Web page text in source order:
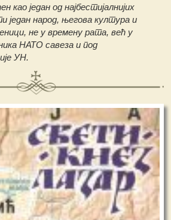
као један од најбестијалнијих
један народ, његова култура и
не у времену рата, већ у
НАТО савеза и под
УН.